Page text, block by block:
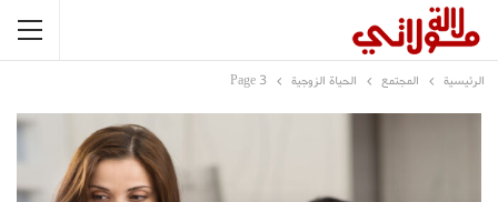
الرئيسية المجتمع الحياة الزوجية Page 3